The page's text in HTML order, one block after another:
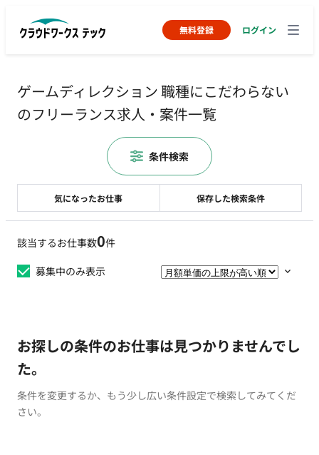
無料登録 ログイン
ゲームディレクション 職種にこだわらない
のフリーランス求人・案件一覧
該当するお仕事数0件
募集中のみ表示
お探しの条件のお仕事は見つかりませんでし
た。
条件を変更するか、もう少し広い条件設定で検索してみてくだ
さい。
気になったお仕事 保存した検索条件
条件検索